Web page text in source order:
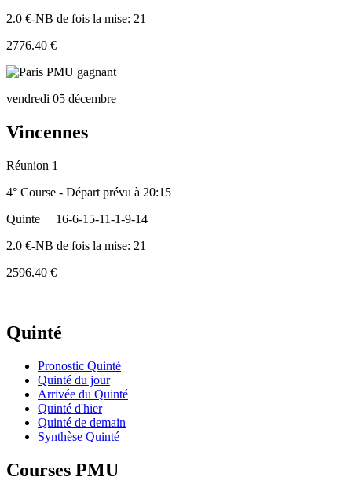
2.0 €-NB de fois la mise: 21
2776.40 €
vendredi 05 décembre
Vincennes
Réunion 1
4° Course - Départ prévu à 20:15
Quinte
16-6-15-11-1-9-14
2.0 €-NB de fois la mise: 21
2596.40 €
Quinté
Pronostic Quinté
Quinté du jour
Arrivée du Quinté
Quinté d'hier
Quinté de demain
Synthèse Quinté
Courses PMU